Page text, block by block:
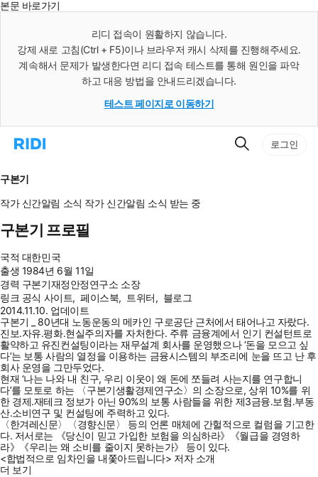
본문 바로가기
리디 접속이 원활하지 않습니다.
강제 새로 고침(Ctrl + F5)이나 브라우저 캐시 삭제를 진행해주세요.
계속해서 문제가 발생한다면 리디 접속 테스트를 통해 원인을 파악
하고 대응 방법을 안내드리겠습니다.
테스트 페이지로 이동하기
리
으
로
이
동
검
로그인
구본기
작가 신간알림 소식 작가 신간알림 소식 받는 중
구본기 프로필
국적 대한민국
출생 1984년 6월 11일
경력 구본기재정안정연구소 소장
링크 공식 사이트, 페이스북, 트위터, 블로그
2014.11.10. 업데이트
구본기 _ 80년대 노동운동의 메카인 구로공단 근처에서 태어나고 자랐다.
진보․자유․평화․현실주의자를 자처한다. 주류 금융계에서 인기 컨설턴트로
활약하고 유진컨설팅이라는 재무설계 회사를 운영했으나 ‘돈을 모으고 싶
다’는 보통 사람의 열정을 이용하는 금융시스템의 부조리에 눈을 뜨고 난 후
회사 운영을 그만두었다.
현재 ‘나는 나와 내 친구, 우리 이웃이 왜 돈에 쪼들려 사는지를 연구합니
다’를 모토로 하는 〈구본기생활경제연구소〉의 소장으로, 상위 10%를 위
한 경제․재테크 정보가 아닌 90%의 보통 사람들을 위한 제3금융․보험․부동
산․소비연구 및 컨설팅에 주력하고 있다.
〈한겨레신문〉〈경향신문〉 등의 언론 매체에 간헐적으로 컬럼을 기고한
다. 저서로는 《당신이 믿고 가입한 보험을 의심하라》《월급을 경영하
라》《우리는 왜 소비를 줄이지 못하는가》 등이 있다.
<합법적으로 임차인을 내쫓아드립니다> 저자 소개
더 보기